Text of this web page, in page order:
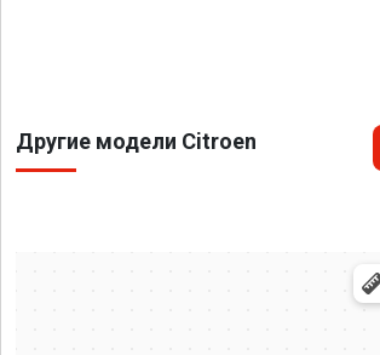
Другие модели Citroen